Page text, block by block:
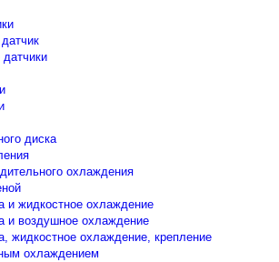
диска
охлаждения
и жидкостное охлаждение
и воздушное охлаждение
жидкостное охлаждение, крепление
охлаждением